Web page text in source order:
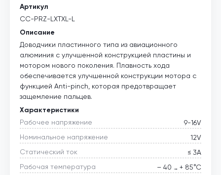
Артикул
CC-PRZ-LXTXL-L
Описание
Доводчики пластинного типа из авиационного
алюминия с улучшенной конструкцией пластины и
мотором нового поколения. Плавность хода
обеспечивается улучшенной конструкции мотора с
функцией Anti-pinch, которая предотвращает
защемление пальцев.
Характеристики
Рабочее напряжение
9-16V
Номинальное напряжение
12V
Статический ток
≤ 3А
Рабочая температура
– 40 … + 85°С